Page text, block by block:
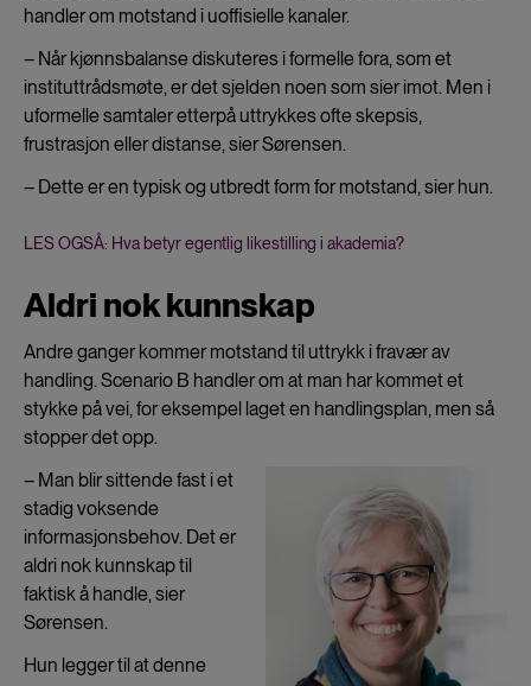
handler om motstand i uoffisielle kanaler.
– Når kjønnsbalanse diskuteres i formelle fora, som et
instituttrådsmøte, er det sjelden noen som sier imot. Men i
uformelle samtaler etterpå uttrykkes ofte skepsis,
frustrasjon eller distanse, sier Sørensen.
– Dette er en typisk og utbredt form for motstand, sier hun.
LES OGSÅ: Hva betyr egentlig likestilling i akademia?
Aldri nok kunnskap
Andre ganger kommer motstand til uttrykk i fravær av
handling. Scenario B handler om at man har kommet et
stykke på vei, for eksempel laget en handlingsplan, men så
stopper det opp.
– Man blir sittende fast i et
stadig voksende
informasjonsbehov. Det er
aldri nok kunnskap til
faktisk å handle, sier
Sørensen.
Hun legger til at denne